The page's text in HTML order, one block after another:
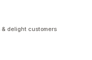
& delight customers